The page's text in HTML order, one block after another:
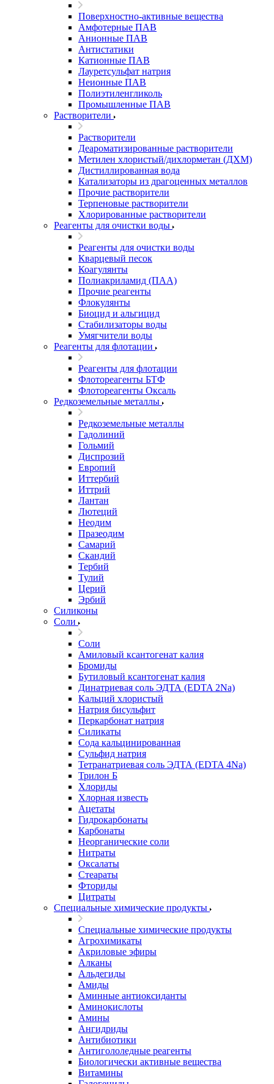
Поверхностно-активные вещества
Амфотерные ПАВ
Анионные ПАВ
Антистатики
Катионные ПАВ
Лауретсульфат натрия
Неионные ПАВ
Полиэтиленгликоль
Промышленные ПАВ
Растворители
Растворители
Деароматизированные растворители
Метилен хлористый/дихлорметан (ДХМ)
Дистиллированная вода
Катализаторы из драгоценных металлов
Прочие растворители
Терпеновые растворители
Хлорированные растворители
Реагенты для очистки воды
Реагенты для очистки воды
Кварцевый песок
Коагулянты
Полиакриламид (ПАА)
Прочие реагенты
Флокулянты
Биоцид и альгицид
Стабилизаторы воды
Умягчители воды
Реагенты для флотации
Реагенты для флотации
Флотореагенты БТФ
Флотореагенты Оксаль
Редкоземельные металлы
Редкоземельные металлы
Гадолиний
Гольмий
Диспрозий
Европий
Иттербий
Иттрий
Лантан
Лютеций
Неодим
Празеодим
Самарий
Скандий
Тербий
Тулий
Церий
Эрбий
Силиконы
Соли
Соли
Амиловый ксантогенат калия
Бромиды
Бутиловый ксантогенат калия
Динатриевая соль ЭДТА (EDTA 2Na)
Кальций хлористый
Натрия бисульфит
Перкарбонат натрия
Силикаты
Сода кальцинированная
Сульфид натрия
Тетранатриевая соль ЭДТА (EDTA 4Na)
Трилон Б
Хлориды
Хлорная известь
Ацетаты
Гидрокарбонаты
Карбонаты
Неорганические соли
Нитраты
Оксалаты
Стеараты
Фториды
Цитраты
Специальные химические продукты
Специальные химические продукты
Агрохимикаты
Акриловые эфиры
Алканы
Альдегиды
Амиды
Аминные антиоксиданты
Аминокислоты
Амины
Ангидриды
Антибиотики
Антигололедные реагенты
Биологически активные вещества
Витамины